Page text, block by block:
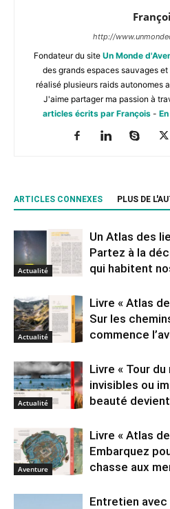
http://
Fondateur du site Un Monde
des grands espaces sauvages
réalisé plusieurs raids autonomes
J'aime partager ma passion à
articles écrits par François-
ARTICLES CONNEXES PLUS DE
Actualité
Un Atlas des
Partez à la
qui habitent
Actualité
Livre « Atlas
Sur les
commence
Actualité
Livre « Tour
invisibles ou
beauté
Aventure
Livre « Atlas
Embarquez
chasse aux
Entretien avec